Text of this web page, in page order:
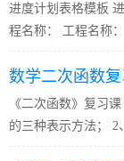
进度计划表格模板
程名称： 工程名称
公司 项目名称：平
数学二次函数
《二次函数》复习
的三种表示方法； 2